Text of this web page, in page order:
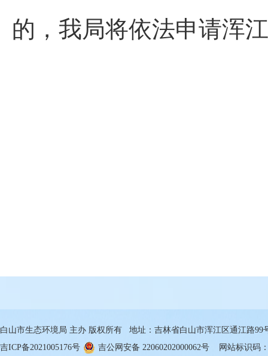
的，我局将依法申请浑
白山市生态环境局 主办 版权所有 地址：吉林省白山市浑江区通江路99
吉ICP备2021005176号
吉公网安备 22060202000062号 网站标识码